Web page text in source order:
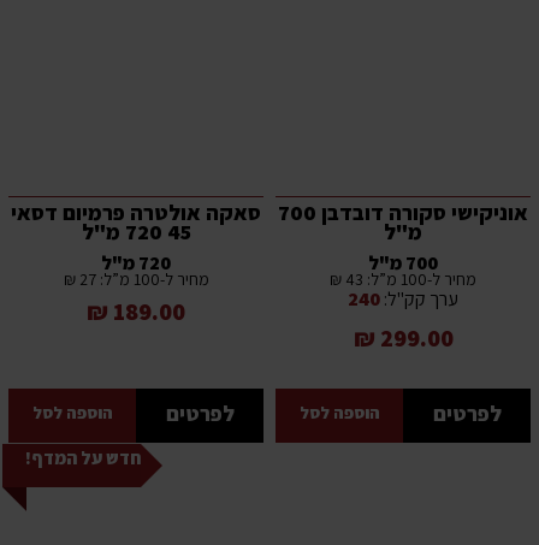
אוניקישי סקורה דובדבן 700
מ"ל
700 מ"ל
מחיר ל-100 מ”ל: 43 ₪
ערך קק"ל:
299.00 ₪
לפרטים הוספה לסל
סאקה אולטרה פרמיום דסאי
45 720 מ"ל
720 מ"ל
מחיר ל-100 מ”ל: 27 ₪
189.00 ₪
לפרטים הוספה לסל
חדש על המדף!